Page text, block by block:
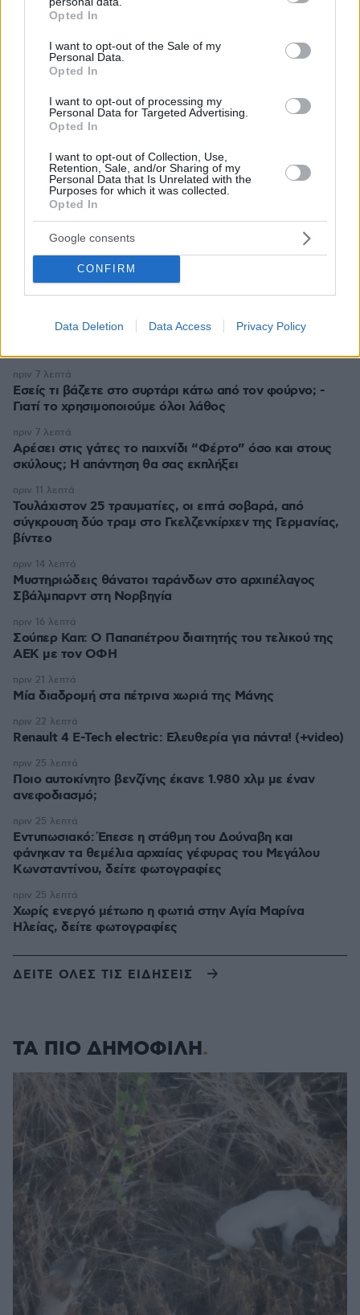
grant or deny consent to Google and its third-party tags to
use your data for below specified purposes in below Google
consent section.
Opted In
I want to opt-out of the Sale of my
Personal Data.
Opted In
I want to opt-out of processing my
Personal Data for Targeted Advertising.
Opted In
I want to opt-out of Collection, Use,
Retention, Sale, and/or Sharing of my
Personal Data that Is Unrelated with the
Purposes for which it was collected.
Opted In
Google consents
CONFIRM
Data Deletion Data Access Privacy Policy
Το DEI College παρουσιάζει τη Sophia. Την πρώτη 24/7
βοηθό AI που αλλάζει τον τρόπο με τον οποίο μαθαίνουν οι
φοιτητές
30.07.2026, 09:33
Η Smart φοιτητική κατοικία στην καρδιά της Αθήνας
03.08.2026, 10:56
Διασκεδάζουμε υπεύθυνα, επιστρέφουμε με ασφάλεια
29.07.2026, 09:39
Εσείς τι βάζετε στο συρτάρι κάτω από τον φούρνο; -
Γιατί το χρησιμοποιούμε όλοι λάθος
πριν 7 λεπτά
Αρέσει στις γάτες το παιχνίδι “Φέρτο” όσο και στους
σκύλους; Η απάντηση θα σας εκπλήξει
πριν 7 λεπτά
Τουλάχιστον 25 τραυματίες, οι επτά σοβαρά, από
σύγκρουση δύο τραμ στο Γκελζενκίρχεν της Γερμανίας,
βίντεο
πριν 11 λεπτά
Μυστηριώδεις θάνατοι ταράνδων στο αρχιπέλαγος
Σβάλμπαρντ στη Νορβηγία
πριν 14 λεπτά
Σούπερ Καπ: Ο Παπαπέτρου διαιτητής του τελικού της
ΑΕΚ με τον ΟΦΗ
πριν 16 λεπτά
Μία διαδρομή στα πέτρινα χωριά της Μάνης
πριν 21 λεπτά
Renault 4 E-Tech electric: Ελευθερία για πάντα! (+video)
πριν 22 λεπτά
Ποιο αυτοκίνητο βενζίνης έκανε 1.980 χλμ με έναν
ανεφοδιασμό;
πριν 25 λεπτά
Εντυπωσιακό: Έπεσε η στάθμη του Δούναβη και
φάνηκαν τα θεμέλια αρχαίας γέφυρας του Μεγάλου
Κωνσταντίνου, δείτε φωτογραφίες
πριν 25 λεπτά
Χωρίς ενεργό μέτωπο η φωτιά στην Aγία Μαρίνα
Ηλείας, δείτε φωτογραφίες
πριν 25 λεπτά
ΔΕΙΤΕ ΟΛΕΣ ΤΙΣ ΕΙΔΗΣΕΙΣ
ΤΑ ΠΙΟ ΔΗΜΟΦΙΛΗ